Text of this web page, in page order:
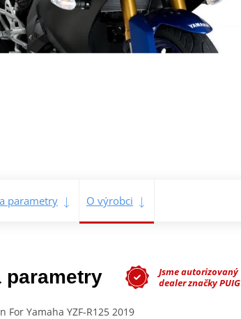
parametry O výrobci
parametry
Jsme autorizovaný
dealer značky PUIG
For Yamaha YZF-R125 2019